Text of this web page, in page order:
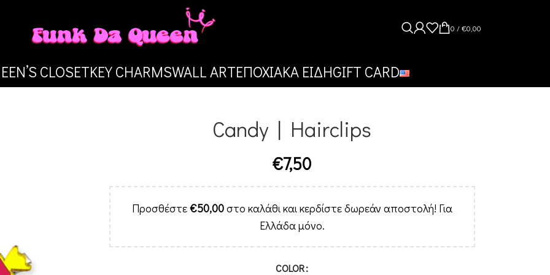
0 /€0,00
CLOSETKEY CHARMSWALL ARTΕΠΟΧΙΑΚΑ ΕΙΔΗGIFT CARD
Candy | Hairclips
€7,50
Προσθέστε€50,00στο καλάθι και κερδίστε δωρεάν αποστολή! Για
Ελλάδα μόνο.
COLORAlternative: